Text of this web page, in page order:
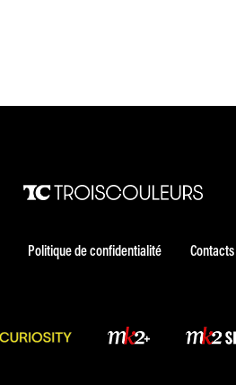
Politique de confidentialité Contacts